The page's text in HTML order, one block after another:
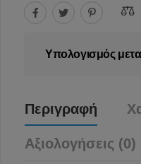
Υπολογισμός
Περιγραφή
Αξιολογήσεις (0)